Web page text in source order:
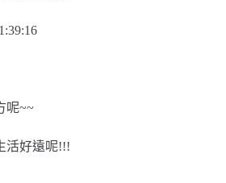
呢~~
活好遠呢!!!